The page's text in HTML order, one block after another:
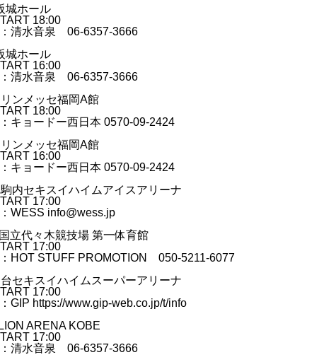
城ホール
18:00
清水音泉 06-6357-3666
城ホール
16:00
清水音泉 06-6357-3666
ンメッセ福岡A館
18:00
キョードー西日本 0570-09-2424
ンメッセ福岡A館
16:00
キョードー西日本 0570-09-2424
内セキスイハイムアイスアリーナ
17:00
WESS info@wess.jp
立代々木競技場 第一体育館
17:00
HOT STUFF PROMOTION 050-5211-6077
セキスイハイムスーパーアリーナ
17:00
GIP https://www.gip-web.co.jp/t/info
ARENA KOBE
17:00
清水音泉 06-6357-3666